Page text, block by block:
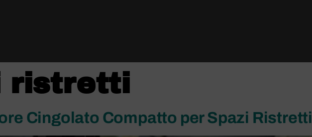
ristretti
Cingolato Compatto per Spazi Ristretti